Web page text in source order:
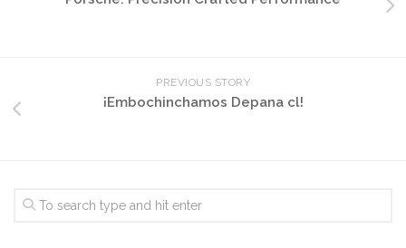
PREVIOUS STORY
¡Embochinchamos Depana cl!